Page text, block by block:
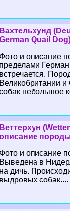
Вахтельхунд
German Quail Dog)
Фото и описание
пределами
встречается.
Великобритании
собак небольшое
Веттерхун
описание
Фото и описание
Выведена в
на дичь.
выдровых собак....